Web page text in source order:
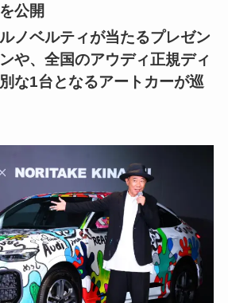
公開
ノベルティが当たるプレゼン
や、全国のアウディ正規ディ
な1台となるアートカーが巡